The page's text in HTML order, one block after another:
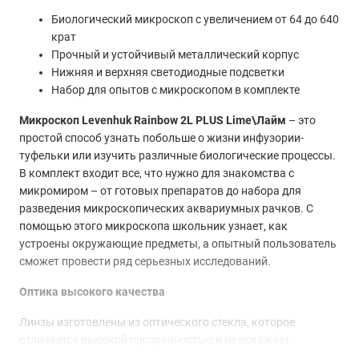
Биологический микроскоп с увеличением от 64 до 640
крат
Прочный и устойчивый металлический корпус
Нижняя и верхняя светодиодные подсветки
Набор для опытов с микроскопом в комплекте
Микроскоп Levenhuk Rainbow 2L PLUS Lime\Лайм – это
простой способ узнать побольше о жизни инфузории-
туфельки или изучить различные биологические процессы.
В комплект входит все, что нужно для знакомства с
микромиром – от готовых препаратов до набора для
разведения микроскопических аквариумных рачков. С
помощью этого микроскопа школьник узнает, как
устроены окружающие предметы, а опытный пользователь
сможет провести ряд серьезных исследований.
Оптика высокого качества
Линзы изготовлены из оптического стекла, которое